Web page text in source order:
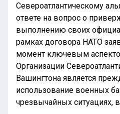
Североатлантическому
ответе на вопрос о
выполнению своих
рамках договора НАТО
момент ключевым
Организации
Вашингтона является
использование военных
чрезвычайных ситуациях,